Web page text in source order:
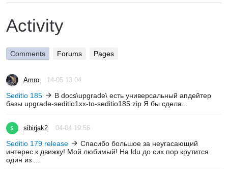
Activity
Comments Forums Pages
Amro 14-05 13:04
Seditio 185
В docs\upgrade\ есть универсальный апдейтер
базы upgrade-seditio1xx-to-seditio185.zip Я бы сдела...
sibirjak2 04-04 19:56
Seditio 179 release
Спасибо большое за неугасающий
интерес к движку! Мой любимый! На ldu до сих пор крутится
один из ...